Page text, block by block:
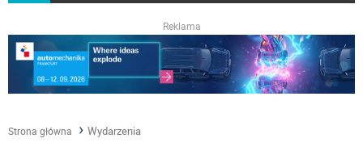
Reklama
Strona główna Wydarzenia